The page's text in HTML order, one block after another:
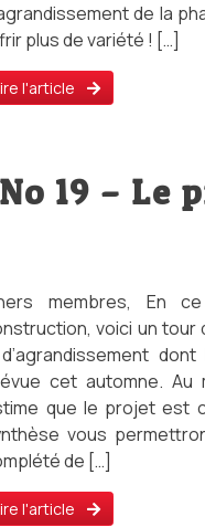
de la
plus de variété ! […]
l'article
19 – Le
membres, En
voici un tour
cet automne. Au
que le projet est
vous
de […]
l'article